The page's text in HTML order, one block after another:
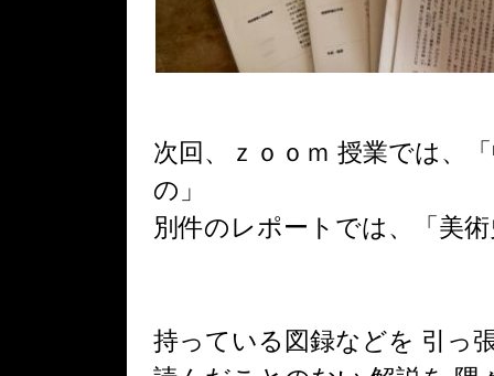
次回、ｚｏｏｍ 授業では、
の」
別件のレポートでは、「美
持っている図録などを 引っ